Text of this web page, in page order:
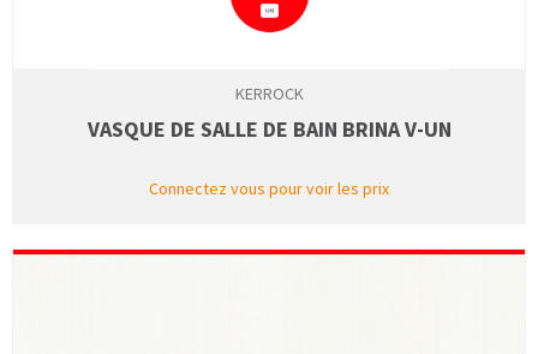
KERROCK
VASQUE DE SALLE DE BAIN BRINA V-UN
Connectez vous pour voir les prix